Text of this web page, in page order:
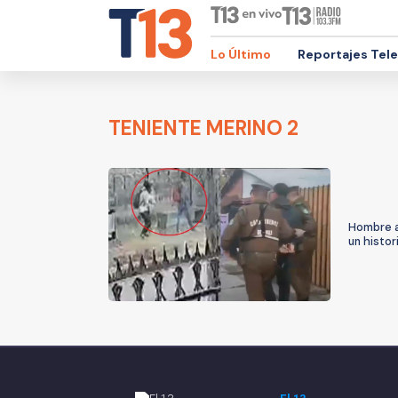
Lo Último Reportajes
TENIENTE MERINO 2
Hombre
un